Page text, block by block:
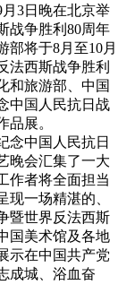
3日晚在北京举
战争胜利80周年
部将于8月至10月
法西斯战争胜利
和旅游部、中国
中国人民抗日战
品展。
中国人民抗日
晚会汇集了一大
作者将全面担当
现一场精湛的、
暨世界反法西斯
国美术馆及各地
示在中国共产党
成城、浴血奋